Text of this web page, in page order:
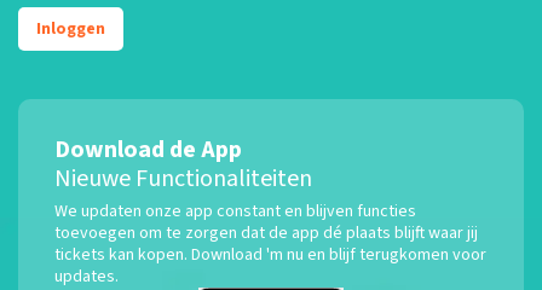
Inloggen
Download de App
Nieuwe Functionaliteiten
We updaten onze app constant en blijven functies
toevoegen om te zorgen dat de app dé plaats blijft waar jij
tickets kan kopen. Download 'm nu en blijf terugkomen voor
updates.